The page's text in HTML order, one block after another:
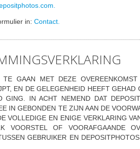
in: Contact.
TE GAAN MET DEZE
EN DE GELEGENHEID HEEFT
GING. IN ACHT NEMEND DAT
IN GEBONDEN TE ZIJN AAN DE
VOLLEDIGE EN ENIGE VERKLARING
VOORSTEL OF VOORAFGAANDE
GEBRUIKER EN